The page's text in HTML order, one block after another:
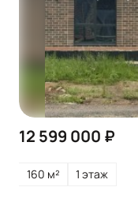
12 599 000 ₽
160 м² 1 этаж